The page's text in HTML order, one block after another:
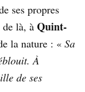
ses propres
là, à Quint-
la nature : « Sa
À
de ses